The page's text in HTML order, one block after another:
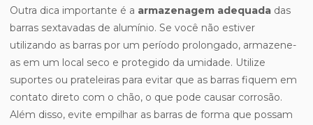
Outra dica importante é a armazenagem adequada das
barras sextavadas de alumínio. Se você não estiver
utilizando as barras por um período prolongado, armazene-
as em um local seco e protegido da umidade. Utilize
suportes ou prateleiras para evitar que as barras fiquem em
contato direto com o chão, o que pode causar corrosão.
Além disso, evite empilhar as barras de forma que possam